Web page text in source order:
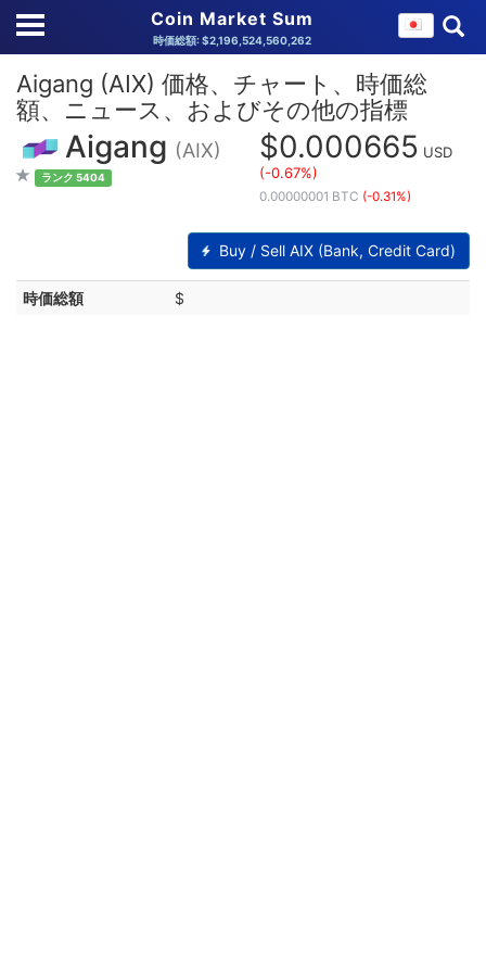
Coin Market Sum
時価総額: $2,196,524,560,262
Aigang (AIX) 価格、チャート、時価総
額、ニュース、およびその他の指標
Aigang (AIX)
ランク 5404
$0.000665 USD
(-0.67%)
0.00000001 BTC (-0.31%)
Buy / Sell AIX (Bank, Credit Card)
時価総額 $